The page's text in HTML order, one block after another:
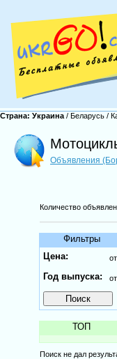
Страна: Украина / Беларусь /
Объявления
Количество
Фильтры
Цена:
от
Год выпуска: от
ТОП
Поиск не дал